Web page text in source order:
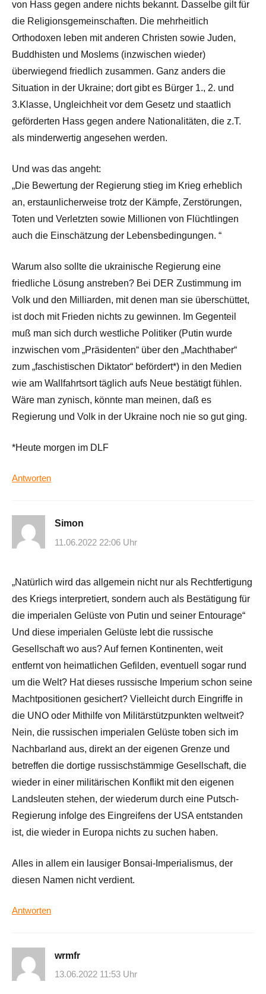
von Hass gegen andere nichts bekannt. Dasselbe gilt für
die Religionsgemeinschaften. Die mehrheitlich
Orthodoxen leben mit anderen Christen sowie Juden,
Buddhisten und Moslems (inzwischen wieder)
überwiegend friedlich zusammen. Ganz anders die
Situation in der Ukraine; dort gibt es Bürger 1., 2. und
3.Klasse, Ungleichheit vor dem Gesetz und staatlich
geförderten Hass gegen andere Nationalitäten, die z.T.
als minderwertig angesehen werden.
Und was das angeht:
„Die Bewertung der Regierung stieg im Krieg erheblich
an, erstaunlicherweise trotz der Kämpfe, Zerstörungen,
Toten und Verletzten sowie Millionen von Flüchtlingen
auch die Einschätzung der Lebensbedingungen. “
Warum also sollte die ukrainische Regierung eine
friedliche Lösung anstreben? Bei DER Zustimmung im
Volk und den Milliarden, mit denen man sie überschüttet,
ist doch mit Frieden nichts zu gewinnen. Im Gegenteil
muß man sich durch westliche Politiker (Putin wurde
inzwischen vom „Präsidenten“ über den „Machthaber“
zum „faschistischen Diktator“ befördert*) in den Medien
wie am Wallfahrtsort täglich aufs Neue bestätigt fühlen.
Wäre man zynisch, könnte man meinen, daß es
Regierung und Volk in der Ukraine noch nie so gut ging.
*Heute morgen im DLF
Antworten
Simon
11.06.2022 22:06 Uhr
„Natürlich wird das allgemein nicht nur als Rechtfertigung
des Kriegs interpretiert, sondern auch als Bestätigung für
die imperialen Gelüste von Putin und seiner Entourage“
Und diese imperialen Gelüste lebt die russische
Gesellschaft wo aus? Auf fernen Kontinenten, weit
entfernt von heimatlichen Gefilden, eventuell sogar rund
um die Welt? Hat dieses russische Imperium schon seine
Machtpositionen gesichert? Vielleicht durch Eingriffe in
die UNO oder Mithilfe von Militärstützpunkten weltweit?
Nein, die russischen imperialen Gelüste toben sich im
Nachbarland aus, direkt an der eigenen Grenze und
betreffen die dortige russischstämmige Gesellschaft, die
wieder in einer militärischen Konflikt mit den eigenen
Landsleuten stehen, der wiederum durch eine Putsch-
Regierung infolge des Eingreifens der USA entstanden
ist, die wieder in Europa nichts zu suchen haben.
Alles in allem ein lausiger Bonsai-Imperialismus, der
diesen Namen nicht verdient.
Antworten
wrmfr
13.06.2022 11:53 Uhr